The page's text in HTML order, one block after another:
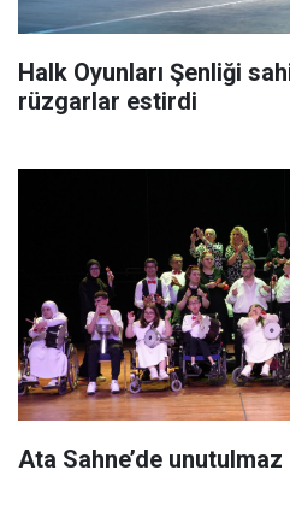
Halk Oyunları Şenliği
rüzgarlar estirdi
Ata Sahne’de